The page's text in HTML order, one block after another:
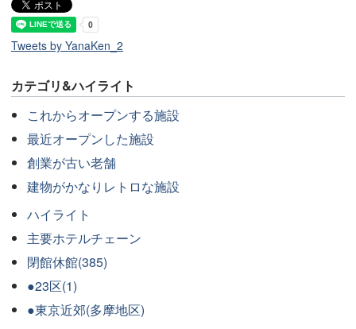
Tweets by YanaKen_2
カテゴリ&ハイライト
これからオープンする施設
最近オープンした施設
創業が古い老舗
建物がかなりレトロな施設
ハイライト
主要ホテルチェーン
閉館休館(385)
●23区(1)
●東京近郊(多摩地区)